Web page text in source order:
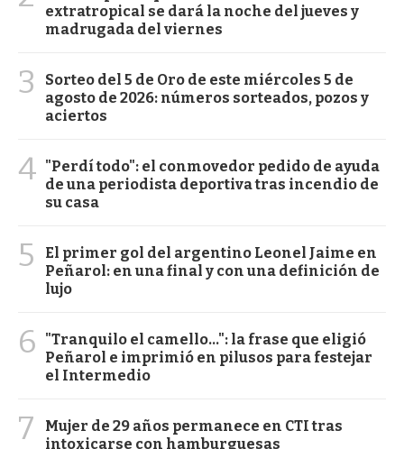
extratropical se dará la noche del jueves y
madrugada del viernes
3
Sorteo del 5 de Oro de este miércoles 5 de
agosto de 2026: números sorteados, pozos y
aciertos
4 "Perdí todo": el conmovedor pedido de ayuda
de una periodista deportiva tras incendio de
su casa
5
El primer gol del argentino Leonel Jaime en
Peñarol: en una final y con una definición de
lujo
6
"Tranquilo el camello...": la frase que eligió
Peñarol e imprimió en pilusos para festejar
el Intermedio
7
Mujer de 29 años permanece en CTI tras
intoxicarse con hamburguesas